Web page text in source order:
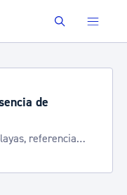
Buscar
de
referencia